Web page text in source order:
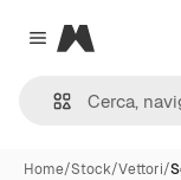
Close menu
Magnific
Home/Stock/Vettori/